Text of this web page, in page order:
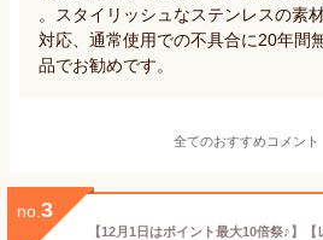
。スタイリッシュなステンレスの素
対応、通常使用での不具合に20年間
品でお勧めです。
全てのおすすめコメント
no. 3